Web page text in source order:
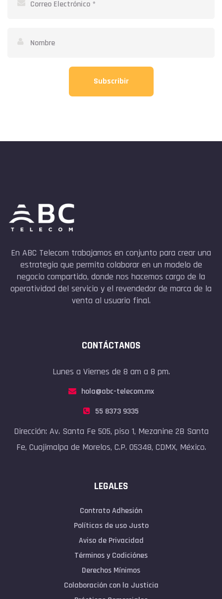
Subscribir
En ABC Telecom trabajamos en conjunto para crear una
estrategia que permita colaborar en un modelo de
negocio compartido, donde nos hacemos cargo de la
operatividad del servicio y el revendedor de marca de la
venta al usuario final.
CONTÁCTANOS
Lunes a Viernes de 8 am a 8 pm.
hola@abc-telecom.mx
55 8373 9335
Dirección: Av. Santa Fe 505, piso 1, Mezanine 2B Santa
Fe, Cuajimalpa de Morelos, C.P. 05348, CDMX, México.
LEGALES
Contrato Adhesión
Políticas de uso Justo
Aviso de Privacidad
Términos y Codiciónes
Derechos Mínimos
Colaboración con la Justicia